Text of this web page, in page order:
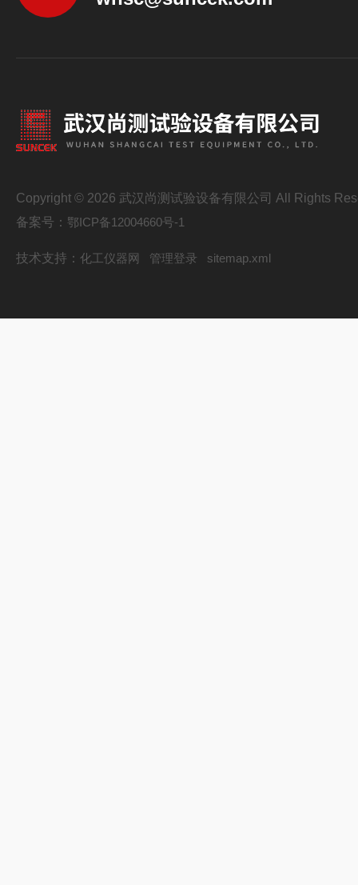
Copyright © 2026 武汉尚测试验设备有限公司 All Rights
备案号： 鄂ICP备12004660号-1
技术支持： 化工仪器网 管理登录 sitemap.xml